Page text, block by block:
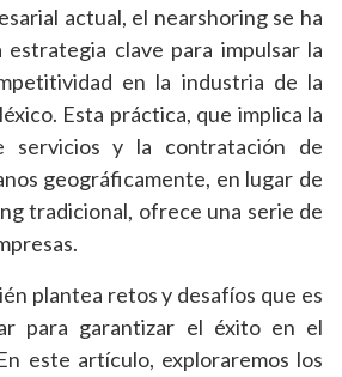
actual, el nearshoring se ha
clave para impulsar la
en la industria de la
Esta práctica, que implica la
servicios y la contratación de
geográficamente, en lugar de
tradicional, ofrece una serie de
plantea retos y desafíos que es
para garantizar el éxito en el
este artículo, exploraremos los